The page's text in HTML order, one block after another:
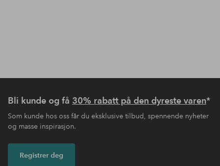
Bli kunde og få 30% rabatt på den dyreste varen*
Som kunde hos oss får du eksklusive tilbud, spennende nyheter
og masse inspirasjon.
Registrer deg